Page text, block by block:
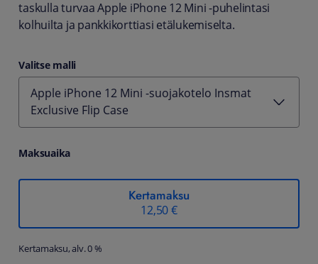
taskulla turvaa Apple iPhone 12 Mini -puhelintasi
kolhuilta ja pankkikorttiasi etälukemiselta.
Valitse malli
Apple iPhone 12 Mini -suojakotelo Insmat
Exclusive Flip Case
Maksuaika
Kertamaksu
12,50 €
Kertamaksu, alv. 0 %